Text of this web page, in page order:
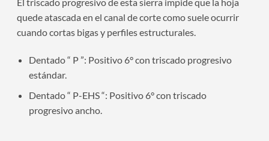
quede atascada en el canal de corte como suele ocurrir
cuando cortas bigas y perfiles estructurales.
Dentado “ P ”: Positivo 6° con triscado progresivo
estándar.
Dentado “ P-EHS “: Positivo 6° con triscado
progresivo ancho.